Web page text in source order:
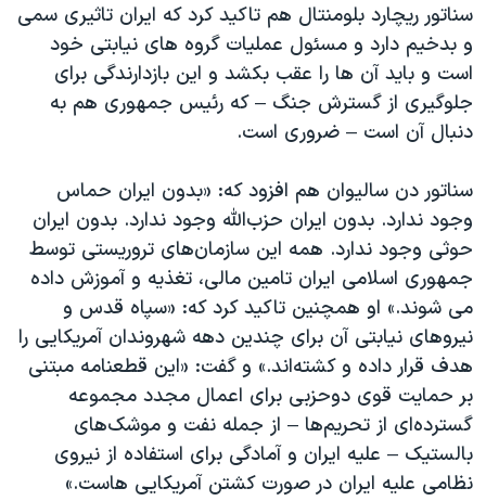
سناتور ریچارد بلومنتال هم تاکید کرد که ایران تاثیری سمی
و بدخیم دارد و مسئول عملیات گروه های نیابتی خود
است و باید آن ها را عقب بکشد و این بازدارندگی برای
جلوگیری از گسترش جنگ – که رئیس جمهوری هم به
دنبال آن است – ضروری است.
سناتور دن سالیوان هم افزود که: «بدون ایران حماس
وجود ندارد. بدون ایران حزب‌الله وجود ندارد. بدون ایران
حوثی وجود ندارد. همه این سازمان‌های تروریستی توسط
جمهوری اسلامی ایران تامین مالی، تغذیه و آموزش داده
می شوند.» او همچنین تاکید کرد که: «سپاه قدس و
نیروهای نیابتی آن برای چندین دهه شهروندان آمریکایی را
هدف قرار داده و کشته‌اند.» و گفت: «این قطعنامه مبتنی
بر حمایت قوی دوحزبی برای اعمال مجدد مجموعه
گسترده‌ای از تحریم‌ها – از جمله نفت و موشک‌های
بالستیک – علیه ایران و آمادگی برای استفاده از نیروی
نظامی علیه ایران در صورت کشتن آمریکایی هاست.»